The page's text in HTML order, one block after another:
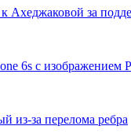
Ахеджаковой за
6s с изображением
из-за перелома ребра